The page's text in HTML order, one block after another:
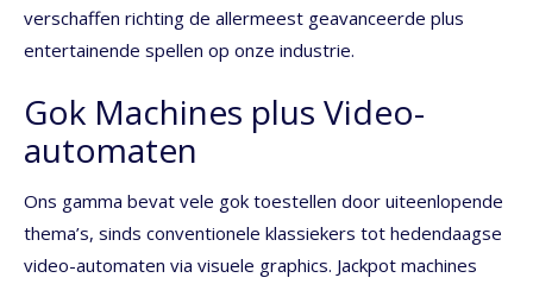
verschaffen richting de allermeest geavanceerde plus
entertainende spellen op onze industrie.
Gok Machines plus Video-
automaten
Ons gamma bevat vele gok toestellen door uiteenlopende
thema’s, sinds conventionele klassiekers tot hedendaagse
video-automaten via visuele graphics. Jackpot machines